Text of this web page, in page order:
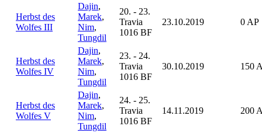
Herbst des
Wolfes III
Dajin,
Marek,
Nim,
Tungdil
20. - 23.
Travia
1016 BF
23.10.2019 0 AP
Herbst des
Wolfes IV
Dajin,
Marek,
Nim,
Tungdil
23. - 24.
Travia
1016 BF
30.10.2019 150
Herbst des
Wolfes V
Dajin,
Marek,
Nim,
Tungdil
24. - 25.
Travia
1016 BF
14.11.2019 200